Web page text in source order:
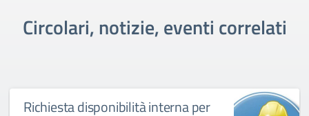
Circolari, notizie, eventi correlati
Richiesta disponibilità interna per